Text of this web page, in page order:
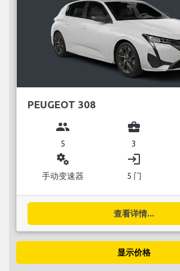
PEUGEOT 308
group
5
business_center
3
miscellaneous_services
手动变速器
login
5 门
查看详情...
显示价格